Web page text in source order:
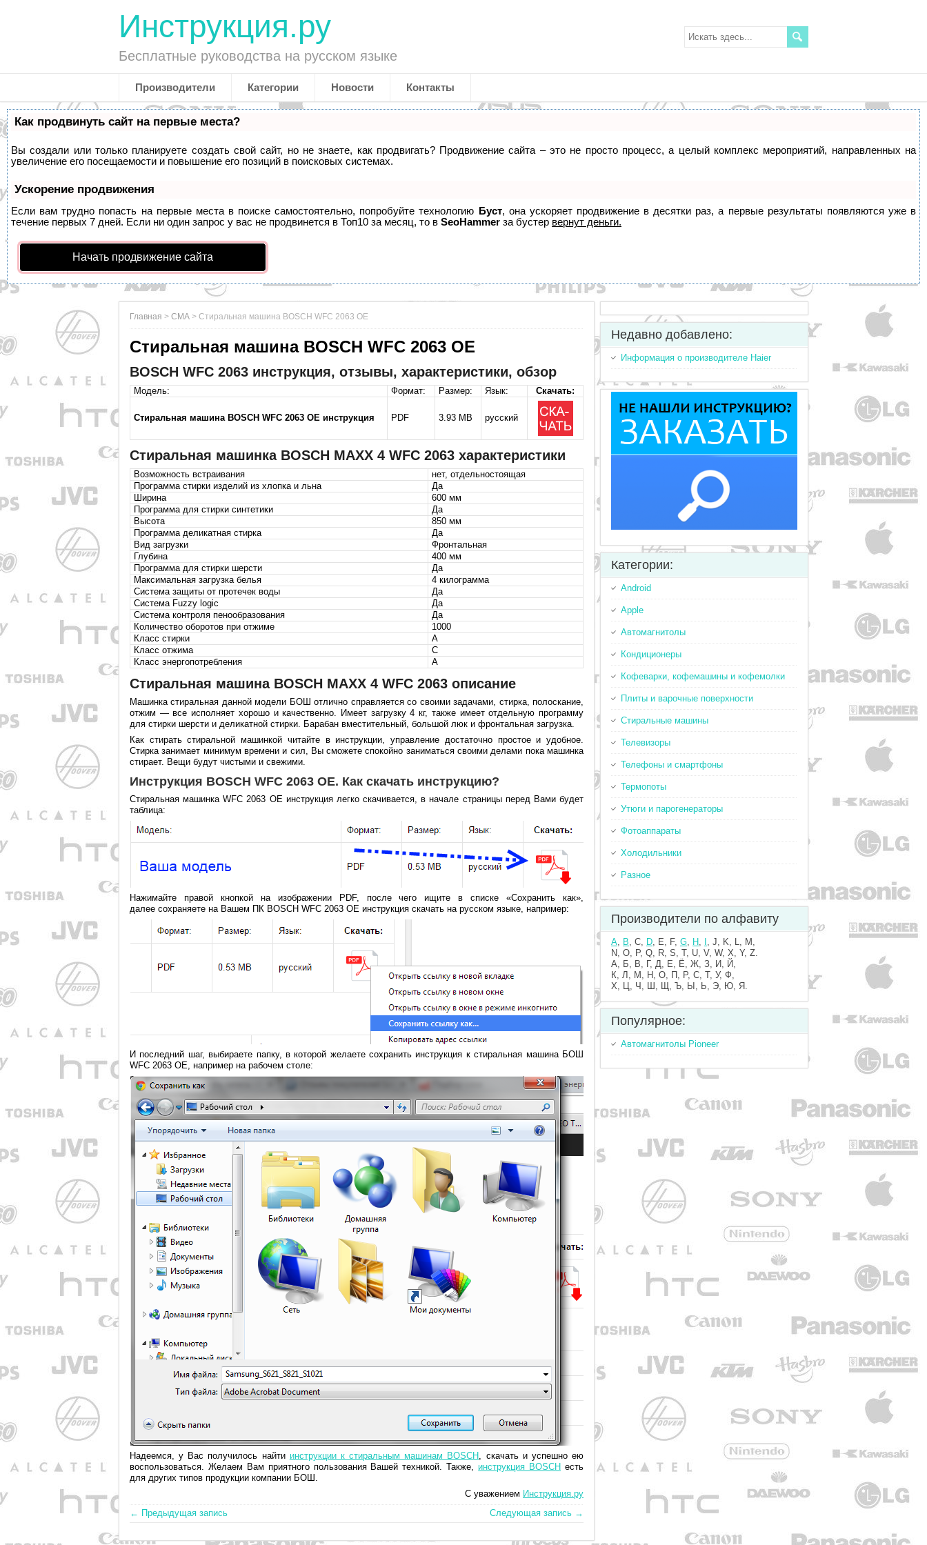
Инструкция.ру
Бесплатные руководства на русском языке
Производители Категории Новости Контакты
Как продвинуть сайт на первые места?
Вы создали или только планируете создать свой сайт, но не знаете, как продвигать? Продвижение сайта – это не просто процесс, а целый комплекс мероприятий, направленных на
увеличение его посещаемости и повышение его позиций в поисковых системах.
Ускорение продвижения
Если вам трудно попасть на первые места в поиске самостоятельно, попробуйте технологию Буст, она ускоряет продвижение в десятки раз, а первые результаты появляются уже в
течение первых 7 дней. Если ни один запрос у вас не продвинется в Топ10 за месяц, то в SeoHammer за бустер вернут деньги.
Начать продвижение сайта
Главная > СМА > Стиральная машина BOSCH WFC 2063 OE
Стиральная машина BOSCH WFC 2063 OE
BOSCH WFC 2063 инструкция, отзывы, характеристики, обзор
Модель: Формат: Размер: Язык: Скачать:
Стиральная машина BOSCH WFC 2063 OE инструкция PDF 3.93 MB русский
Стиральная машинка BOSCH MAXX 4 WFC 2063 характеристики
Возможность встраивания
нет, отдельностоящая
Программа стирки изделий из хлопка и льна
Да
Ширина
600 мм
Программа для стирки синтетики
Да
Высота
850 мм
Программа деликатная стирка
Да
Вид загрузки
Фронтальная
Глубина
400 мм
Программа для стирки шерсти
Да
Максимальная загрузка белья
4 килограмма
Система защиты от протечек воды
Да
Система Fuzzy logic
Да
Система контроля пенообразования
Да
Количество оборотов при отжиме
1000
Класс стирки
A
Класс отжима
C
Класс энергопотребления
A
Стиральная машина BOSCH MAXX 4 WFC 2063 описание
Машинка стиральная данной модели БОШ отлично справляется со своими задачами, стирка, полоскание,
отжим — все исполняет хорошо и качественно. Имеет загрузку 4 кг, также имеет отдельную программу
для стирки шерсти и деликатной стирки. Барабан вместительный, большой люк и фронтальная загрузка.
Как стирать стиральной машинкой читайте в инструкции, управление достаточно простое и удобное.
Стирка занимает минимум времени и сил, Вы сможете спокойно заниматься своими делами пока машинка
стирает. Вещи будут чистыми и свежими.
Инструкция BOSCH WFC 2063 OE. Как скачать инструкцию?
Стиральная машинка WFC 2063 OE инструкция легко скачивается, в начале страницы перед Вами будет
таблица:
Нажимайте правой кнопкой на изображении PDF, после чего ищите в списке «Сохранить как»,
далее сохраняете на Вашем ПК BOSCH WFC 2063 OE инструкция скачать на русском языке, например:
И последний шаг, выбираете папку, в которой желаете сохранить инструкция к стиральная машина БОШ
WFC 2063 OE, например на рабочем столе:
Надеемся, у Вас получилось найти инструкции к стиральным машинам BOSCH, скачать и успешно ею
воспользоваться. Желаем Вам приятного пользования Вашей техникой. Также, инструкция BOSCH есть
для других типов продукции компании БОШ.
С уважением Инструкция.ру
← Предыдущая запись
Следующая запись →
Недавно добавлено:
Информация о производителе Haier
Категории:
Android
Apple
Автомагнитолы
Кондиционеры
Кофеварки, кофемашины и кофемолки
Плиты и варочные поверхности
Стиральные машины
Телевизоры
Телефоны и смартфоны
Термопоты
Утюги и парогенераторы
Фотоаппараты
Холодильники
Разное
Производители по алфавиту
A, B, C, D, E, F, G, H,
, J, K, L, M,
N, O, P, Q, R, S, T, U, V, W, X, Y, Z.
А, Б, В, Г, Д, Е, Ё, Ж, З, И, Й,
К, Л, М, Н, О, П, Р, С, Т, У, Ф,
Х, Ц, Ч, Ш, Щ, Ъ, Ы, Ь, Э, Ю, Я.
Популярное:
Автомагнитолы Pioneer